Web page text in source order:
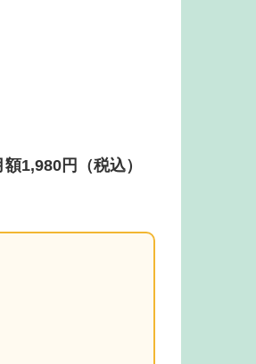
額1,980円（税込）